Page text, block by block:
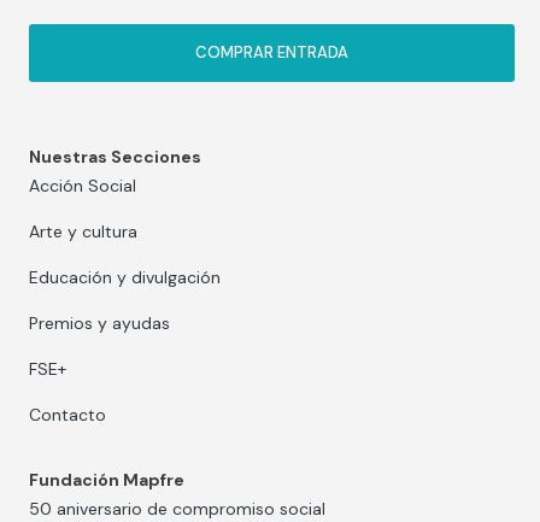
COMPRAR ENTRADA
Nuestras Secciones
Acción Social
Arte y cultura
Educación y divulgación
Premios y ayudas
FSE+
Contacto
Fundación Mapfre
50 aniversario de compromiso social